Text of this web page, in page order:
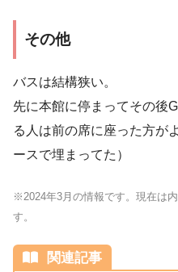
その他
バスは結構狭い。
先に本館に停まってその後
る人は前の席に座った方が
ースで埋まってた）
※2024年3月の情報です。現在は
す。
関連記事